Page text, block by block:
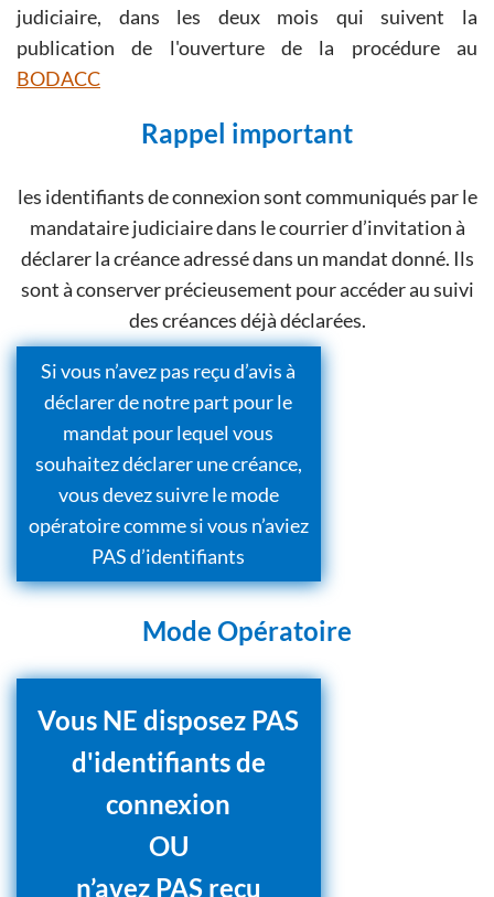
judiciaire, dans les deux mois qui suivent la
publication de l'ouverture de la procédure au
BODACC
Rappel important
les identifiants de connexion sont communiqués par le
mandataire judiciaire dans le courrier d’invitation à
déclarer la créance adressé dans un mandat donné. Ils
sont à conserver précieusement pour accéder au suivi
des créances déjà déclarées.
Si vous n’avez pas reçu d’avis à
déclarer de notre part pour le
mandat pour lequel vous
souhaitez déclarer une créance,
vous devez suivre le mode
opératoire comme si vous n’aviez
PAS d’identifiants
Mode Opératoire
Vous NE disposez PAS
d'identifiants de
connexion
OU
n’avez PAS reçu